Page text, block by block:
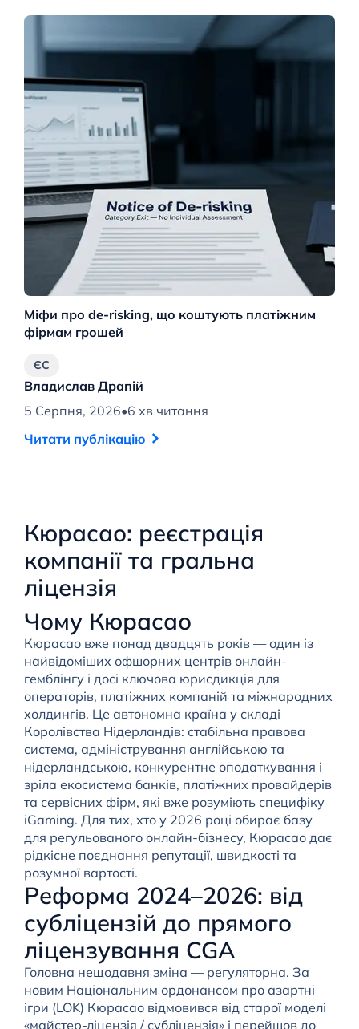
Міфи про de-risking, що коштують платіжним
фірмам грошей
Владислав Драпій
5 Серпня, 2026•6 хв читання
ЄС
Читати публікацію
Кюрасао: реєстрація
компанії та гральна
ліцензія
Чому Кюрасао
Кюрасао вже понад двадцять років — один із
найвідоміших офшорних центрів онлайн-
гемблінгу і досі ключова юрисдикція для
операторів, платіжних компаній та міжнародних
холдингів. Це автономна країна у складі
Королівства Нідерландів: стабільна правова
система, адміністрування англійською та
нідерландською, конкурентне оподаткування і
зріла екосистема банків, платіжних провайдерів
та сервісних фірм, які вже розуміють специфіку
iGaming. Для тих, хто у 2026 році обирає базу
для регульованого онлайн-бізнесу, Кюрасао дає
рідкісне поєднання репутації, швидкості та
розумної вартості.
Реформа 2024–2026: від
субліцензій до прямого
ліцензування CGA
Головна нещодавня зміна — регуляторна. За
новим Національним ордонансом про азартні
ігри (LOK) Кюрасао відмовився від старої моделі
«майстер-ліцензія / субліцензія» і перейшов до